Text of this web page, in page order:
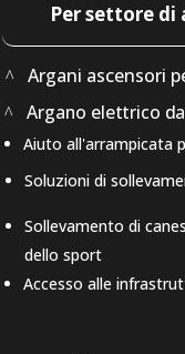
Per settore
Argani ascensori
Argano elettrico
Aiuto all'arrampicata
Soluzioni di
Sollevamento di
dello sport
Accesso alle